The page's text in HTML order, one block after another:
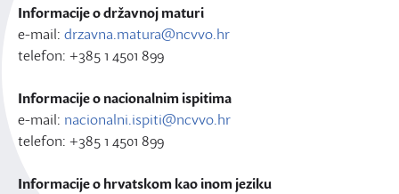
Informacije o državnoj maturi
e-mail: drzavna.matura@ncvvo.hr
telefon: +385 1 4501 899
Informacije o nacionalnim ispitima
e-mail: nacionalni.ispiti@ncvvo.hr
telefon: +385 1 4501 899
Informacije o hrvatskom kao inom jeziku